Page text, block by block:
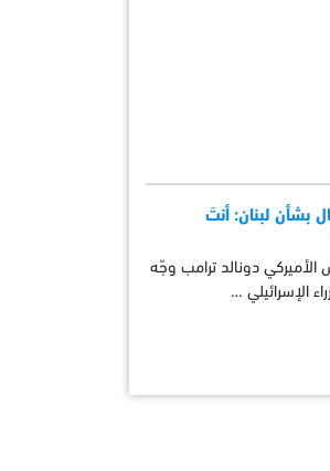
بشأن لبنان: أنتَ
الأميركي دونالد ترامب وجّه
الإسرائيلي …